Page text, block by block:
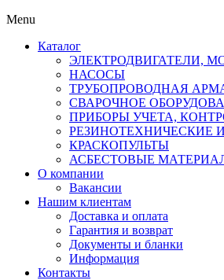
Menu
Каталог
ЭЛЕКТРОДВИГАТЕЛИ,
НАСОСЫ
ТРУБОПРОВОДНАЯ
СВАРОЧНОЕ
ПРИБОРЫ УЧЕТА,
РЕЗИНОТЕХНИЧЕСКИЕ
КРАСКОПУЛЬТЫ
АСБЕСТОВЫЕ
О компании
Вакансии
Нашим клиентам
Доставка и оплата
Гарантия и возврат
Документы и бланки
Информация
Контакты